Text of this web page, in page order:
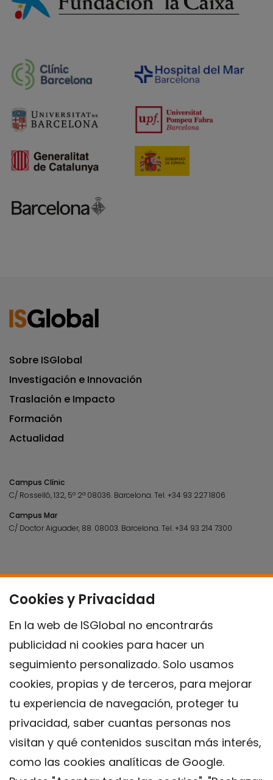
Cookies y Privacidad
En la web de ISGlobal no encontrarás
publicidad ni cookies para hacer un
seguimiento personalizado. Solo usamos
cookies, propias y de terceros, para mejorar
tu experiencia de navegación, proteger tu
privacidad, saber cuantas personas nos
visitan y qué contenidos suscitan más interés,
como las cookies analíticas de Google.
Sobre ISGlobal
Investigación e Innovación
Traslación e Impacto
Formación
Actualidad
Campus Clínic
C/ Rosselló, 132, 5º 2ª 08036. Barcelona.Tel.+34 93 227 1806
Campus Mar
C/ Doctor Aiguader, 88. 08003. Barcelona.Tel.+34 93 214 7300